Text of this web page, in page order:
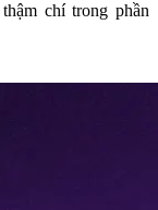
chí trong phần